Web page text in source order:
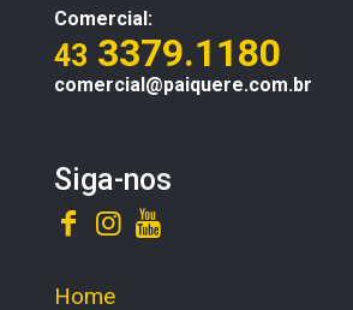
Comercial:
43 3379.1180
comercial@paiquere.com.br
Siga-nos
Home